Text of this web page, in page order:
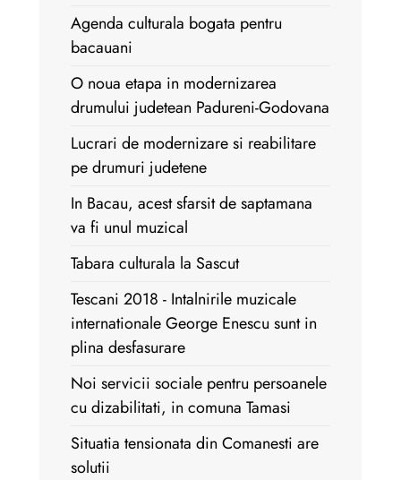
Agenda culturala bogata pentru
bacauani
O noua etapa in modernizarea
drumului judetean Padureni-Godovana
Lucrari de modernizare si reabilitare
pe drumuri judetene
In Bacau, acest sfarsit de saptamana
va fi unul muzical
Tabara culturala la Sascut
Tescani 2018 - Intalnirile muzicale
internationale George Enescu sunt in
plina desfasurare
Noi servicii sociale pentru persoanele
cu dizabilitati, in comuna Tamasi
Situatia tensionata din Comanesti are
solutii